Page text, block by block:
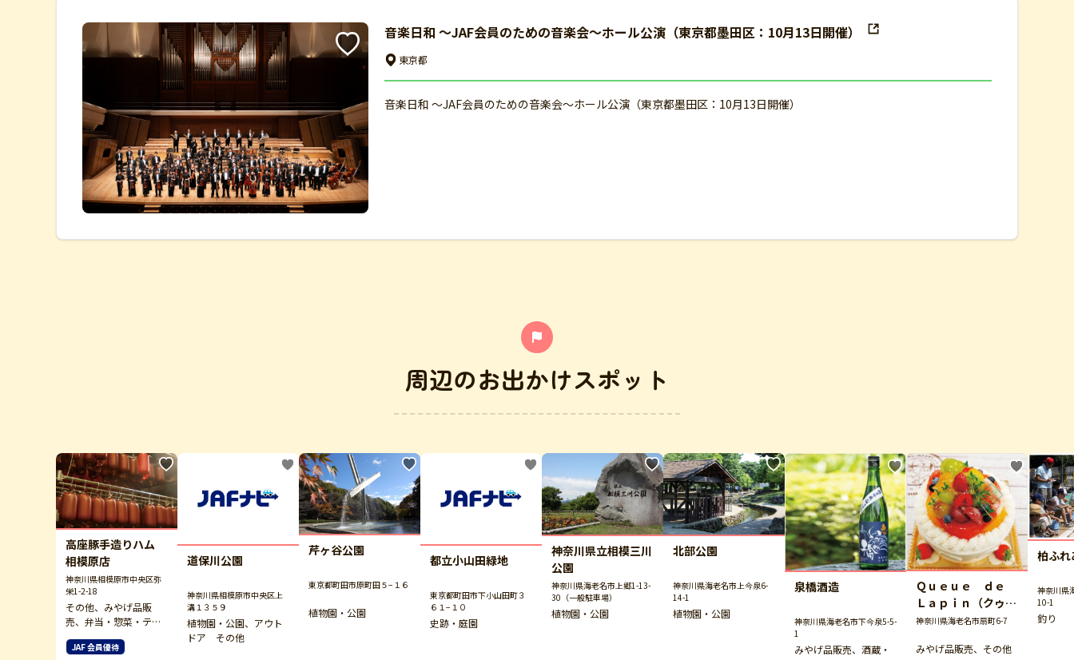
音楽日和 ～JAF会員のための音楽会～ホール公演（東京都墨田区：10月13日開催）
東京都
音楽日和 ～JAF会員のための音楽会～ホール公演（東京都墨田区：10月13日開催）
周辺のお出かけスポット
高座豚手造りハム
相模原店
神奈川県相模原市中央区弥
栄1-2-18
その他、みやげ品販
売、弁当・惣菜・テイ
JAF 会員優待
道保川公園
神奈川県相模原市中央区上
溝１３５９
植物園・公園、アウト
ドア その他
芹ヶ谷公園
東京都町田市原町田５−１６
植物園・公園
都立小山田緑地
東京都町田市下小山田町３
６１−１０
史跡・庭園
神奈川県立相模三川
公園
神奈川県海老名市上郷1-13-
30（一般駐車場）
植物園・公園
北部公園
神奈川県海老名市上今泉6-
14-1
植物園・公園
泉橋酒造
神奈川県海老名市下今泉5-5-
1
みやげ品販売、酒蔵・
Ｑｕｅｕｅ ｄｅ
Ｌａｐｉｎ（クゥ・
デ・ラパン）
神奈川県海老名市扇町6-7
みやげ品販売、その他
柏ふ
神奈川県
10-1
釣り